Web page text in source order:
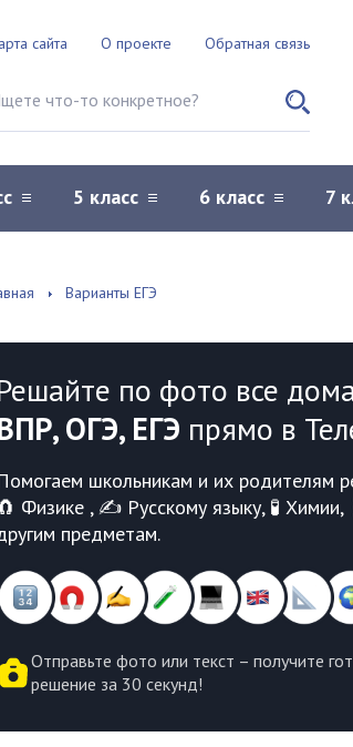
сайта О проекте Обратная связь
по сайту
5 класс 6 класс 7
Варианты ЕГЭ
по фото все
ОГЭ, ЕГЭ прямо в
школьникам и их родителям
🧲 Физике , ✍️ Русскому языку, 🧪
предметам.
Отправьте фото или текст – получите
решение за 30 секунд!